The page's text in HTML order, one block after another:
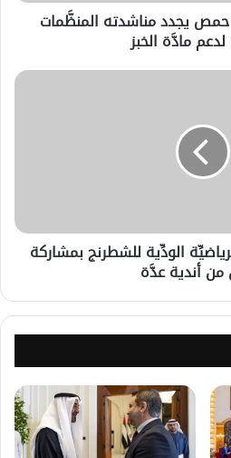
يجدد مناشدته المنظَّمات
لدعم مادَّة الخبز
الودِّية للشطرنج بمشاركة
من أندية عدَّة